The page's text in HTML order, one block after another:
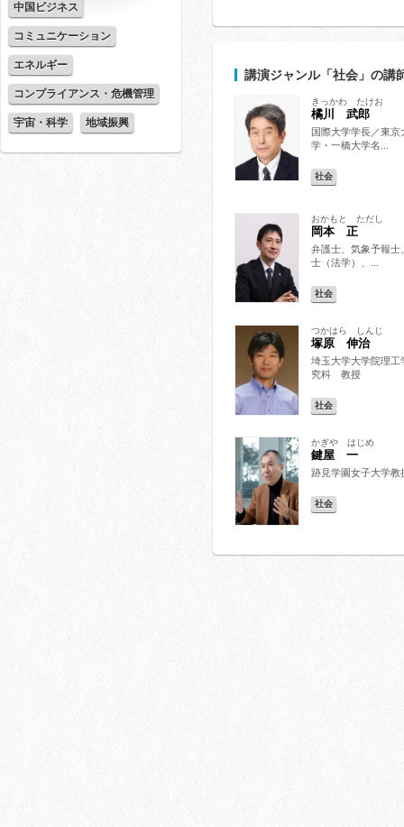
講演ジャンル「社会 」の講
きっかわ たけお
橘川 武郎
国際大学学長／東京
学・一橋大学名...
社会
おかもと ただし
岡本 正
弁護士、気象予報士
士（法学）、...
社会
つかはら しんじ
塚原 伸治
埼玉大学大学院理工
究科 教授
社会
かぎや はじめ
鍵屋 一
跡見学園女子大学教
社会
中国ビジネス
コミュニケーション
エネルギー
コンプライアンス・危機管理
宇宙・科学 地域振興